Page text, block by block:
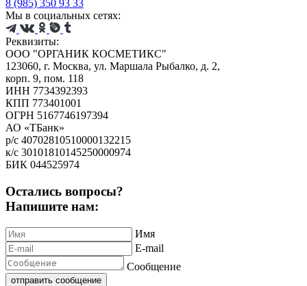
8 (985) 350 93 33
Мы в социальных сетях:
Реквизиты:
ООО "ОРГАНИК КОСМЕТИКС"
123060, г. Москва, ул. Маршала Рыбалко, д. 2,
корп. 9, пом. 118
ИНН 7734392393
КПП 773401001
ОГРН 5167746197394
АО «ТБанк»
р/с 40702810510000132215
к/с 30101810145250000974
БИК 044525974
Остались вопросы?
Напишите нам:
Имя
E-mail
Сообщение
отправить сообщение